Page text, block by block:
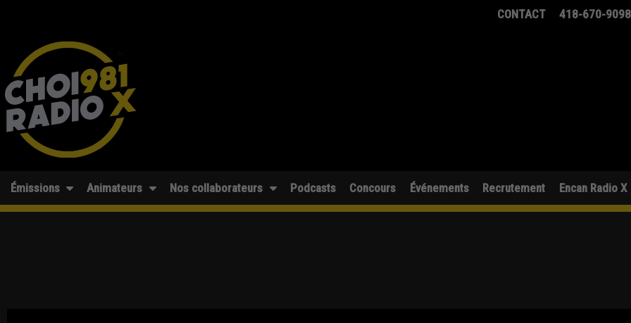
CONTACT 418-670-9098
Émissions Animateurs Nos collaborateurs Podcasts Concours Événements Recrutement Encan Radio X